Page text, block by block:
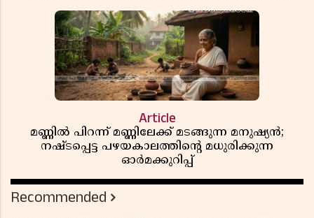
Article
മണ്ണിൽ പിറന്ന് മണ്ണിലേക്ക് മടങ്ങുന്ന മനുഷ്യൻ;
നഷ്ടപ്പെട്ട പഴയകാലത്തിൻ്റെ മധുരിക്കുന്ന
ഓർമക്കുറിപ്പ്
Recommended